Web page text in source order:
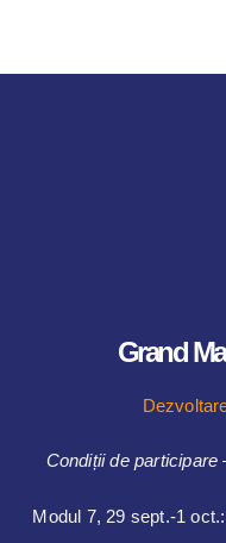
Grand
Condiții de
Modul 7, 29 sept.-1 oct.: